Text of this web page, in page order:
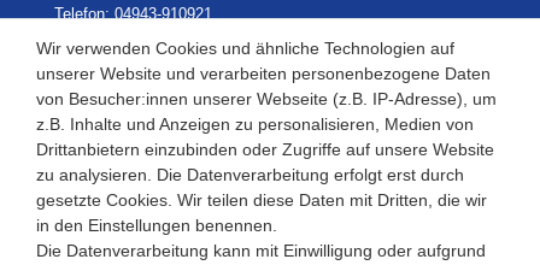
Telefon: 04943-910921
Laden Öffnungszeiten
Montag - Freitag
08:30 - 12:30 und 13.00 - 17.30 Uhr
Samstags
08:30 bis 12:30 Uhr
Wir verwenden Cookies und ähnliche Technologien auf
unserer Website und verarbeiten personenbezogene Daten
von Besucher:innen unserer Webseite (z.B. IP-Adresse), um
z.B. Inhalte und Anzeigen zu personalisieren, Medien von
Drittanbietern einzubinden oder Zugriffe auf unsere Website
zu analysieren. Die Datenverarbeitung erfolgt erst durch
gesetzte Cookies. Wir teilen diese Daten mit Dritten, die wir
in den Einstellungen benennen.
Die Datenverarbeitung kann mit Einwilligung oder aufgrund